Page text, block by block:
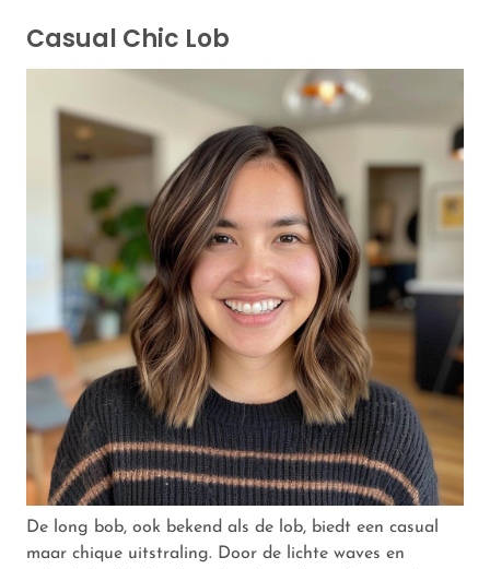
Casual Chic Lob
De long bob, ook bekend als de lob, biedt een casual
maar chique uitstraling. Door de lichte waves en